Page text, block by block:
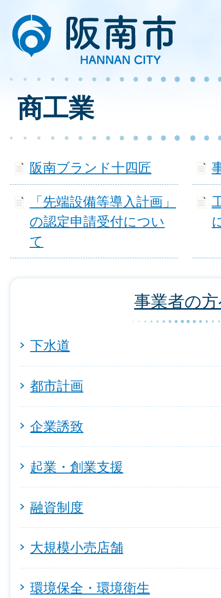
商工業
阪南ブランド十四匠
「先端設備等導入計画」
の認定申請受付につい
て
事業者の
下水道
都市計画
企業誘致
起業・創業支援
融資制度
大規模小売店舗
環境保全・環境衛生